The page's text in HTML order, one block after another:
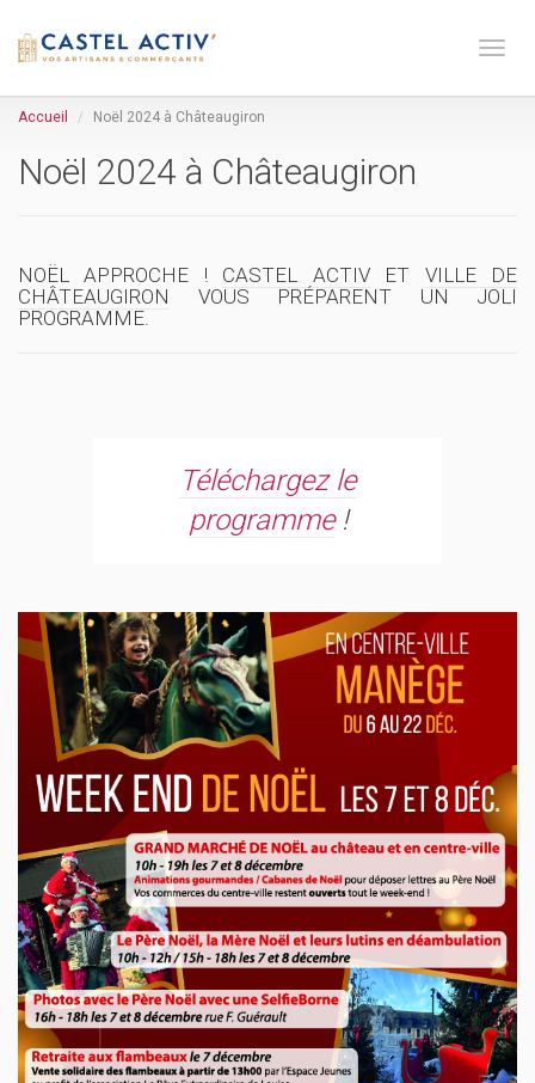
Toge
Accueil Noël 2024 à Châteaugiron
Noël 2024 à Châteaugiron
NOËL APPROCHE ! CASTEL ACTIVET VILLE DE
CHÂTEAUGIRON VOUS PRÉPARENT UN JOLI
PROGRAMME.
Téléchargez le
programme!